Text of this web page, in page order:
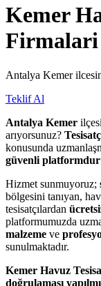
Kemer
Firmalari
Antalya Kemer
Teklif Al
Antalya Kemer
arıyorsunuz?
konusunda
güvenli platformdur
Hizmet sunmuyoruz;
bölgesini tanıyan,
tesisatçılardan
platformumuzda
malzeme ve
sunulmaktadır.
Kemer Havuz
doğrulaması